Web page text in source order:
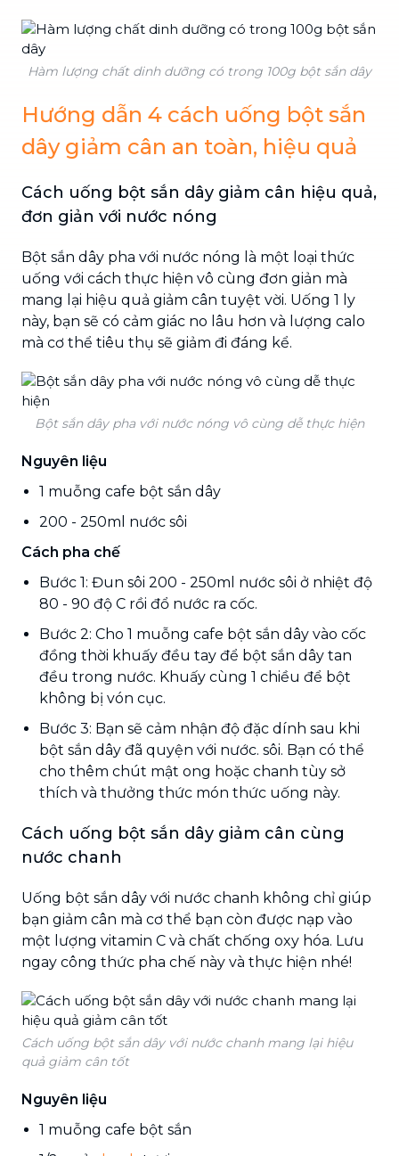
Hàm lượng chất dinh dưỡng có trong 100g bột sắn dây
Hướng dẫn 4 cách uống bột sắn
dây giảm cân an toàn, hiệu quả
Cách uống bột sắn dây giảm cân hiệu quả,
đơn giản với nước nóng
Bột sắn dây pha với nước nóng là một loại thức
uống với cách thực hiện vô cùng đơn giản mà
mang lại hiệu quả giảm cân tuyệt vời. Uống 1 ly
này, bạn sẽ có cảm giác no lâu hơn và lượng calo
mà cơ thể tiêu thụ sẽ giảm đi đáng kể.
Bột sắn dây pha với nước nóng vô cùng dễ thực hiện
Nguyên liệu
1 muỗng cafe bột sắn dây
200 - 250ml nước sôi
Cách pha chế
Bước 1: Đun sôi 200 - 250ml nước sôi ở nhiệt độ
80 - 90 độ C rồi đổ nước ra cốc.
Bước 2: Cho 1 muỗng cafe bột sắn dây vào cốc
đồng thời khuấy đều tay để bột sắn dây tan
đều trong nước. Khuấy cùng 1 chiều để bột
không bị vón cục.
Bước 3: Bạn sẽ cảm nhận độ đặc dính sau khi
bột sắn dây đã quyện với nước. sôi. Bạn có thể
cho thêm chút mật ong hoặc chanh tùy sở
thích và thưởng thức món thức uống này.
Cách uống bột sắn dây giảm cân cùng
nước chanh
Uống bột sắn dây với nước chanh không chỉ giúp
bạn giảm cân mà cơ thể bạn còn được nạp vào
một lượng vitamin C và chất chống oxy hóa. Lưu
ngay công thức pha chế này và thực hiện nhé!
Cách uống bột sắn dây với nước chanh mang lại hiệu
quả giảm cân tốt
Nguyên liệu
1 muỗng cafe bột sắn